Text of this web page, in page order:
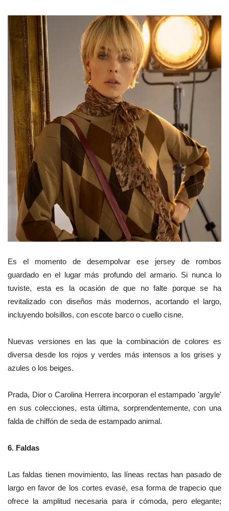
Es el momento de desempolvar ese jersey de rombos
guardado en el lugar más profundo del armario. Si nunca lo
tuviste, esta es la ocasión de que no falte porque se ha
revitalizado con diseños más modernos, acortando el largo,
incluyendo bolsillos, con escote barco o cuello cisne.
Nuevas versiones en las que la combinación de colores es
diversa desde los rojos y verdes más intensos a los grises y
azules o los beiges.
Prada, Dior o Carolina Herrera incorporan el estampado 'argyle'
en sus colecciones, esta última, sorprendentemente, con una
falda de chiffón de seda de estampado animal.
6. Faldas
Las faldas tienen movimiento, las líneas rectas han pasado de
largo en favor de los cortes evasé, esa forma de trapecio que
ofrece la amplitud necesaria para ir cómoda, pero elegante;